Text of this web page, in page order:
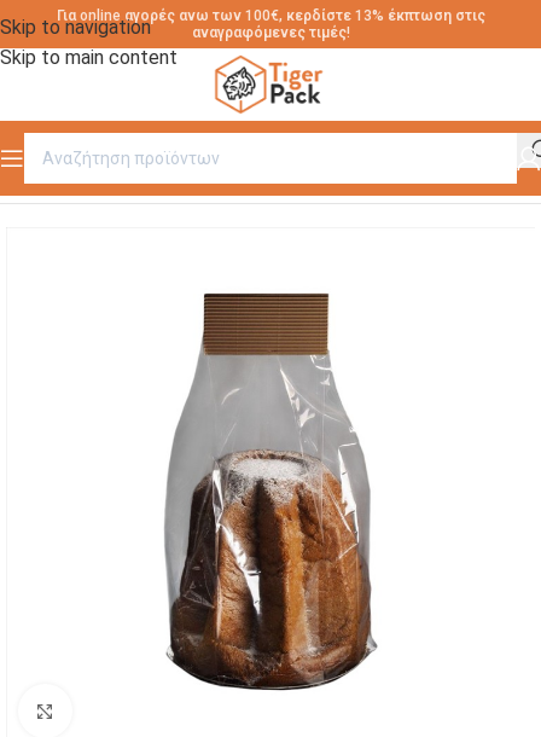
Skip to navigation
Skip to main content
Για online αγορές ανω των 100€, κερδίστε 13% έκπτωση στις
αναγραφόμενες τιμές!
Αρχική σελίδα / ΣΑΚΟΥΛΑΚΙΑ ΠΟΛΥΠΡΟΠΥΛΕΝΙΟΥ